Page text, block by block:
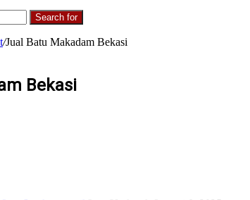
Search for
/Jual Batu Makadam Bekasi
Bekasi